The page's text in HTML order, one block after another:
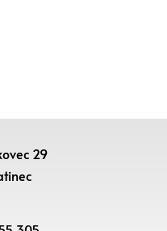
29